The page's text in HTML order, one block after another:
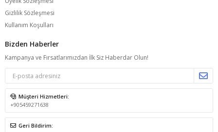
Gizlilik Sözleşmesi
Kullanım Koşulları
Bizden Haberler
Kampanya ve Fırsatlarımızdan İlk Siz Haberdar Olun!
Müşteri Hizmetleri:
+905459271638
Geri Bildirim: